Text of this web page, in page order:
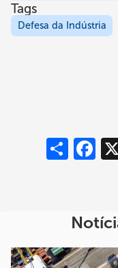
Tags
Defesa da Indústria